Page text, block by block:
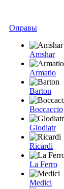
Оправы
Amshar
Armatio
Barton
Boccaccio
Glodiatr
Ricardi
La Ferro
Medici